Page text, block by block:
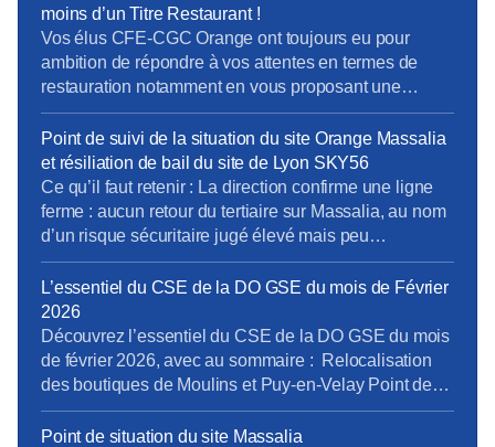
n’est toujours pas claire : La règle imposant la saisie
du TLOC dans ANOO au plus tard le jour même […]
moins d’un Titre Restaurant !
Vos élus CFE-CGC Orange ont toujours eu pour
ambition de répondre à vos attentes en termes de
restauration notamment en vous proposant une
diversité de choix, de flexibilité et de qualité partout et
pour tous. Après l’installation des frigos connectés et
la signature d’un premier RIE Génération à seulement
240m du site d’Orange Stadium, les […]
Point de suivi de la situation du site Orange Massalia
et résiliation de bail du site de Lyon SKY56
Ce qu’il faut retenir : La direction confirme une ligne
ferme : aucun retour du tertiaire sur Massalia, au nom
d’un risque sécuritaire jugé élevé mais peu
documenté en instance. La direction met en place une
organisation transitoire largement pilotée par les
managers et un outil de réservation, au détriment d’un
véritable cadre social partagé. […]
L’essentiel du CSE de la DO GSE du mois de Février
2026
Découvrez l’essentiel du CSE de la DO GSE du mois
de février 2026, avec au sommaire : Relocalisation
des boutiques de Moulins et Puy-en-Velay Point de
situation du site Massalia Si vous souhaitez lire
l’intégralité de notre publication, cliquez sur le lien ci-
Point de situation du site Massalia